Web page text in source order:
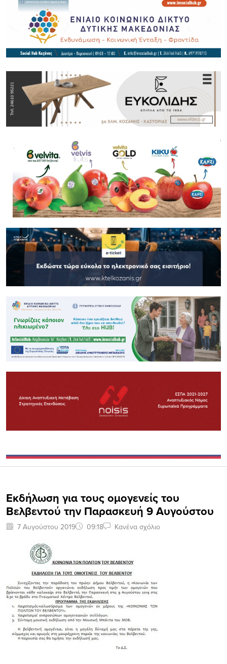
Εκδήλωση για τους ομογενείς του
Βελβεντού την Παρασκευή 9 Αυγούστου
7 Αυγούστου 2019 09:18 Κανένα σχόλιο